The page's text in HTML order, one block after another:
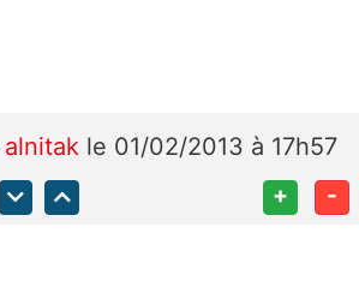
alnitak le 01/02/2013 à 17h57
+ -